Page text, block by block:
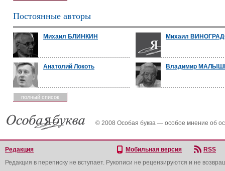
Постоянные авторы
Михаил БЛИНКИН Михаил
Анатолий Локоть Владимир
полный список
© 2008 Особая буква — особое мнение об
Редакция Мобильная версия
RSS
Редакция в переписку не вступает. Рукописи не рецензируются и не